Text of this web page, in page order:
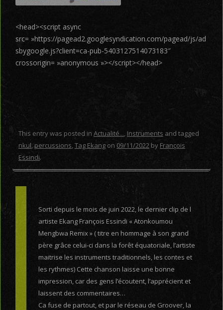
<head><script async
src= »https://pagead2.googlesyndication.com/pagead/js/ad
sbygoogle.js?client=ca-pub-5403127514073183″
crossorigin= »anonymous »></script></head>
This entry was posted in Actualité..., Instruments and tagged
nkul,percussions,Tag Ekangon 09/11/2022by François
Essindi.
Sorti depuis le mois de juin 2022, le dernier clip de l
artiste Ekang François Essindi « Atonkoumou
Mengbwa Remix » ( titre en hommage à son grand
père grâce celui-ci dans la forêt équatoriale, l’artiste
maitrise les instruments traditionnels, les contes et
les rythmes) Cette chanson laisse une bonne
impression, car des gens l’écoutent, l’apprécient et
laissent des commentaires…
Ca fuse de partout, et par le réseau de Groover, la